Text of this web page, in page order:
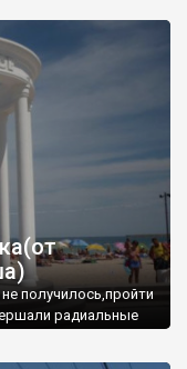
получилось,пройти
радиальные